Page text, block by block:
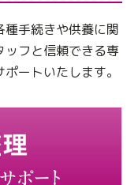
手続きや供養に関
ッフと信頼できる専
ートいたします。